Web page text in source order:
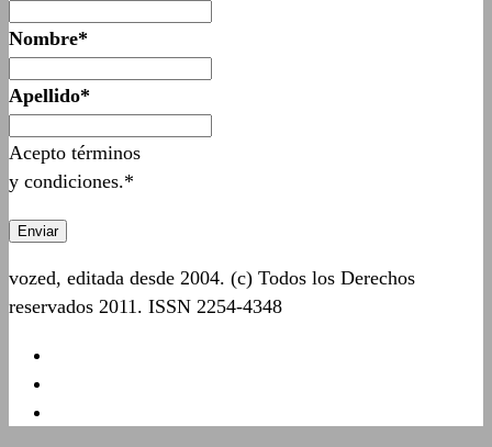
Nombre*
Apellido*
Acepto términos
y condiciones.*
vozed, editada desde 2004. (c) Todos los Derechos
reservados 2011. ISSN 2254-4348